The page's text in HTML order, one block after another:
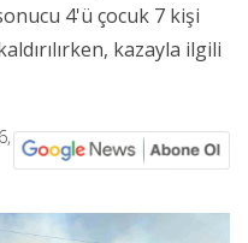
4'ü çocuk 7 kişi
kazayla ilgili